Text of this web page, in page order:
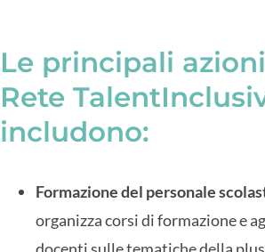
Le principali
Rete
includono:
Formazione del personale
organizza corsi di formazione e